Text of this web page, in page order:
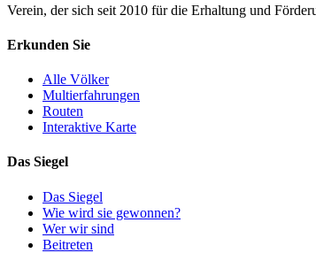
Verein, der sich seit 2010 für die Erhaltung und
Erkunden Sie
Alle Völker
Multierfahrungen
Routen
Interaktive Karte
Das Siegel
Das Siegel
Wie wird sie gewonnen?
Wer wir sind
Beitreten